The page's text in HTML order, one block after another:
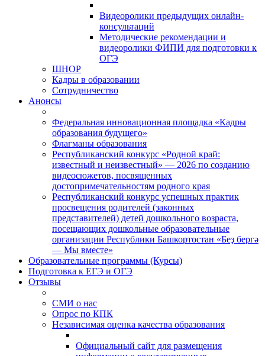
Видеоролики предыдущих онлайн-
консультаций
Методические рекомендации и
видеоролики ФИПИ для подготовки к
ОГЭ
ШНОР
Кадры в образовании
Сотрудничество
Анонсы
Федеральная инновационная площадка «Кадры
образования будущего»
Флагманы образования
Республиканский конкурс «Родной край:
известный и неизвестный» — 2026 по созданию
видеосюжетов, посвященных
достопримечательностям родного края
Республиканский конкурс успешных практик
просвещения родителей (законных
представителей) детей дошкольного возраста,
посещающих дошкольные образовательные
организации Республики Башкортостан «Беҙ бергә
— Мы вместе»
Образовательные программы (Курсы)
Подготовка к ЕГЭ и ОГЭ
Отзывы
СМИ о нас
Опрос по КПК
Независимая оценка качества образования
Официальный сайт для размещения